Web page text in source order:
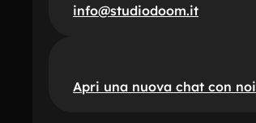
info@studiodoom.it
Apri una nuova chat con noi